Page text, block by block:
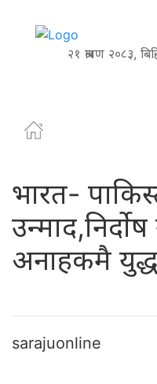
२१ श्रावण २०८३,
भारत-
अनाहकमै
sarajuonline